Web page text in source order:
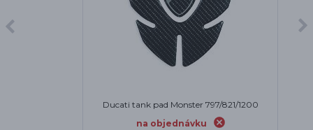
Ducati tank pad Monster 797/821/1200
na objednávku